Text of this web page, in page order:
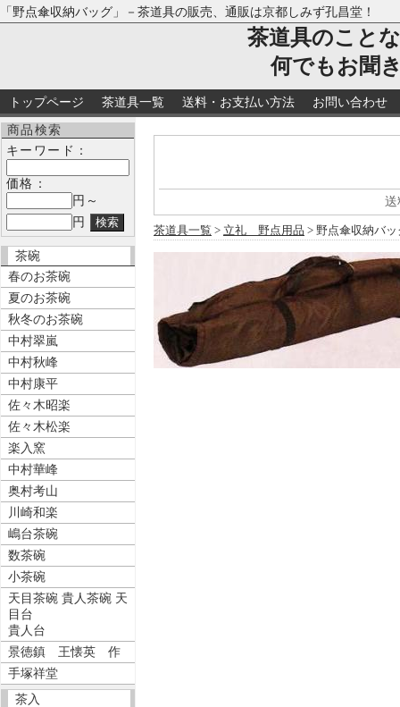
「野点傘収納バッグ」－茶道具の販売、通販は京都しみず孔昌堂！
茶道具のこと
何でもお聞
トップページ 茶道具一覧 送料・お支払い方法 お問い合わせ
商品検索
キーワード：
価格：
円～
円
茶碗
春のお茶碗
夏のお茶碗
秋冬のお茶碗
中村翠嵐
中村秋峰
中村康平
佐々木昭楽
佐々木松楽
楽入窯
中村華峰
奥村考山
川崎和楽
嶋台茶碗
数茶碗
小茶碗
天目茶碗 貴人茶碗 天
目台
貴人台
景徳鎮 王懐英 作
手塚祥堂
茶入
送
茶道具一覧 > 立礼 野点用品 > 野点傘収納バッ